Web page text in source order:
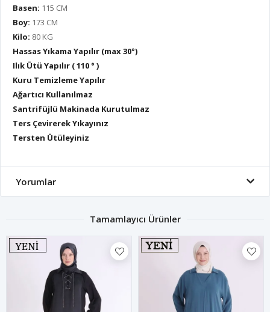
Basen: 115 CM
Boy: 173 CM
Kilo: 80 KG
Hassas Yıkama Yapılır (max 30°)
Ilık Ütü Yapılır ( 110 ° )
Kuru Temizleme Yapılır
Ağartıcı Kullanılmaz
Santrifüjlü Makinada Kurutulmaz
Ters Çevirerek Yıkayınız
Tersten Ütüleyiniz
Yorumlar
Tamamlayıcı Ürünler